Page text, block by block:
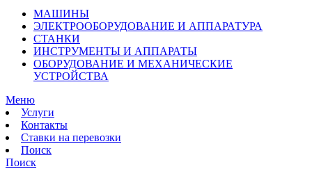
МАШИНЫ
ЭЛЕКТРООБОРУДОВАНИЕ И АППАРАТУРА
СТАНКИ
ИНСТРУМЕНТЫ И АППАРАТЫ
ОБОРУДОВАНИЕ И МЕХАНИЧЕСКИЕ
УСТРОЙСТВА
Меню
Услуги
Контакты
Ставки на перевозки
Поиск
Поиск